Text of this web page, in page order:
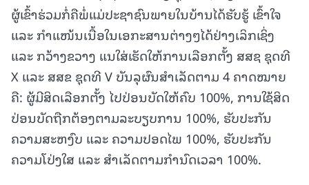
ຜູ້ເຂົ້າຮ່ວມກໍ່ຄືພໍ່ແມ່ປະຊາຊົນພາຍໃນບ້ານໄດ້ຮັບຮູ້ ເຂົ້າໃຈ
ແລະ ກໍາແໜ້ນເນື້ອໃນເອກະສານຕ່າງໆໄດ້ຢ່າງເລິກເຊິ່ງ
ແລະ ກວ້າງຂວາງ ແນໃສ່ເຮັດໃຫ້ການເລືອກຕັ້ງ ສສຊ ຊຸດທີ
X ແລະ ສສຂ ຊຸດທີ V ບັນລຸຜົນສໍາເລັດຕາມ 4 ຄາດໝາຍ
ຄື: ຜູ້ມີສິດເລືອກຕັ້ງ ໄປປ່ອນບັດໃຫ້ຄົບ 100%, ການໃຊ້ສິດ
ປ່ອນບັດຖືກຕ້ອງຕາມລະບຽບການ 100%, ຮັບປະກັນ
ຄວາມສະຫງົບ ແລະ ຄວາມປອດໄພ 100%, ຮັບປະກັນ
ຄວາມໂປ່ງໃສ ແລະ ສຳເລັດຕາມກຳນົດເວລາ 100%.